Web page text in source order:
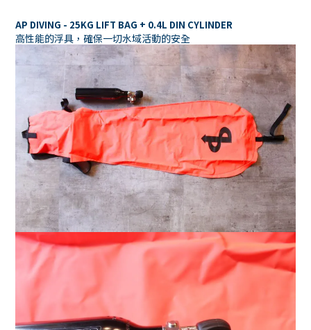
AP DIVING - 25KG LIFT BAG + 0.4L DIN CYLINDER
高性能的浮具，確保一切水域活動的安全